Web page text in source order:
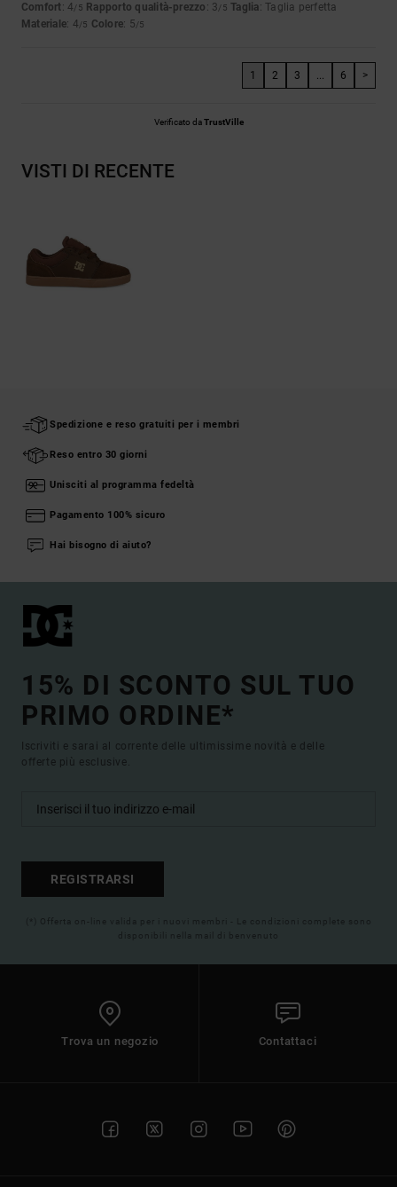
Comfort: 4/5 Rapporto qualità-prezzo : 3/5 Taglia: Taglia perfetta
Materiale: 4/5 Colore: 5/5
1 2 3 ... 6 >
Verificato daTrustVille
VISTI DI RECENTE
Spedizione e reso gratuiti per i membri
Reso entro 30 giorni
Unisciti al programma fedeltà
Pagamento 100% sicuro
Hai bisogno di aiuto?
15% DI SCONTO SUL TUO
PRIMO ORDINE*
Iscriviti e sarai al corrente delle ultimissime novità e delle
offerte più esclusive.
REGISTRARSI
(*) Offerta on-line valida per i nuovi membri - Le condizioni complete sono
disponibili nella mail di benvenuto
Trova un negozio Contattaci